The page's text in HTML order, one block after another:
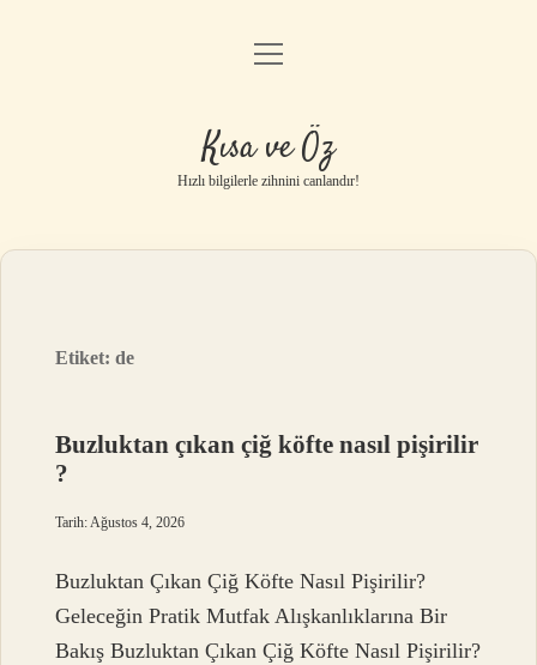
Anasayfa
Gizlilik Politikası
Yasal Uyarı
menüyü
Kısa ve Öz
Hızlı bilgilerle zihnini canlandır!
Etiket:de
Buzluktan çıkan çiğ köfte nasıl pişirilir
?
Tarih: Ağustos 4, 2026
Buzluktan Çıkan Çiğ Köfte Nasıl Pişirilir?
Geleceğin Pratik Mutfak Alışkanlıklarına Bir
Bakış Buzluktan Çıkan Çiğ Köfte Nasıl Pişirilir?